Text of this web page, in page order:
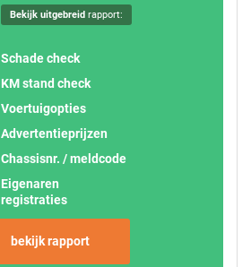
Bekijk uitgebreidrapport:
Schade check
KM stand check
Voertuigopties
Advertentieprijzen
Chassisnr. / meldcode
Eigenaren
registraties
bekijk rapport